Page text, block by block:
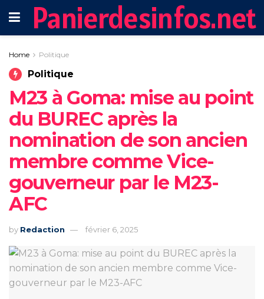
Panierdesinfos.net
Home Politique
Politique
M23 à Goma: mise au point
du BUREC après la
nomination de son ancien
membre comme Vice-
gouverneur par le M23-
AFC
by Redaction février 6, 2025